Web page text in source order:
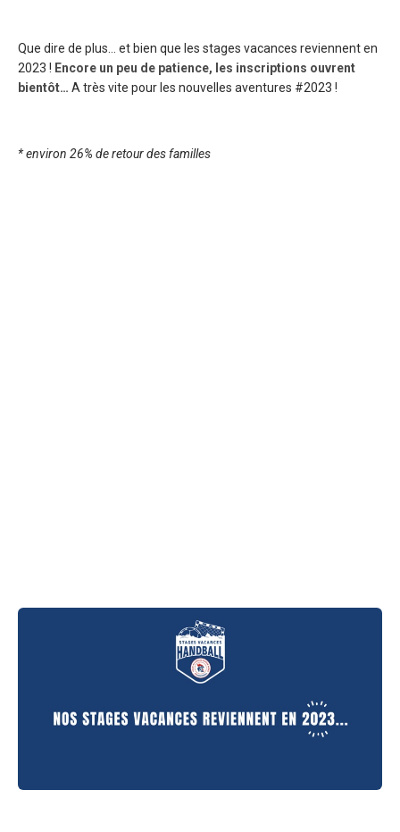
Que dire de plus… et bien que les stages vacances reviennent en
2023 ! Encore un peu de patience, les inscriptions ouvrent
bientôt… A très vite pour les nouvelles aventures #2023 !
* environ 26% de retour des familles